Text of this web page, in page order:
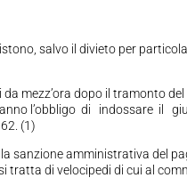
salvo il divieto per
mezz’ora dopo il tramonto
hanno l’obbligo di indossare il
(1)
sanzione amministrativa del
tratta di velocipedi di cui al